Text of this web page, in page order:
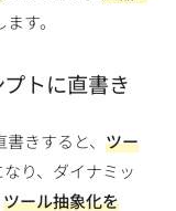
ます。
トに直書き
書きすると、ツー
り、ダイナミッ
ツール抽象化を